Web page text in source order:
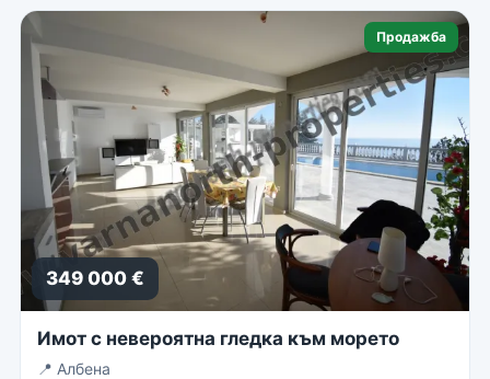
Продажба
349 000 €
Имот с невероятна гледка към морето
📍 Албена